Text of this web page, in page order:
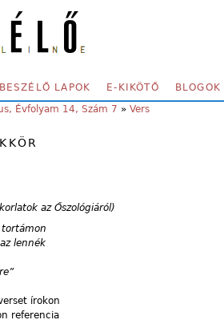
BESZÉLŐ LAPOK E-KIKÖTŐ BLOGOK
Évfolyam 14, Szám 7 » Vers
az Őszológiáról)
lennék
írokon
referencia